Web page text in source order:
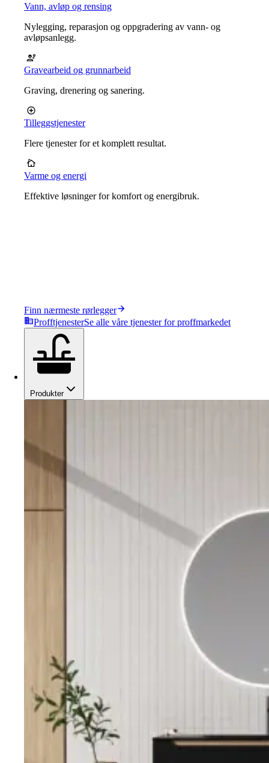
Vann, avløp og rensing
Nylegging, reparasjon og oppgradering av vann- og
avløpsanlegg.
Gravearbeid og grunnarbeid
Graving, drenering og sanering.
Tilleggstjenester
Flere tjenester for et komplett resultat.
Varme og energi
Effektive løsninger for komfort og energibruk.
Finn nærmeste rørlegger
ProfftjenesterSe alle våre tjenester for proffmarkedet
Produkter